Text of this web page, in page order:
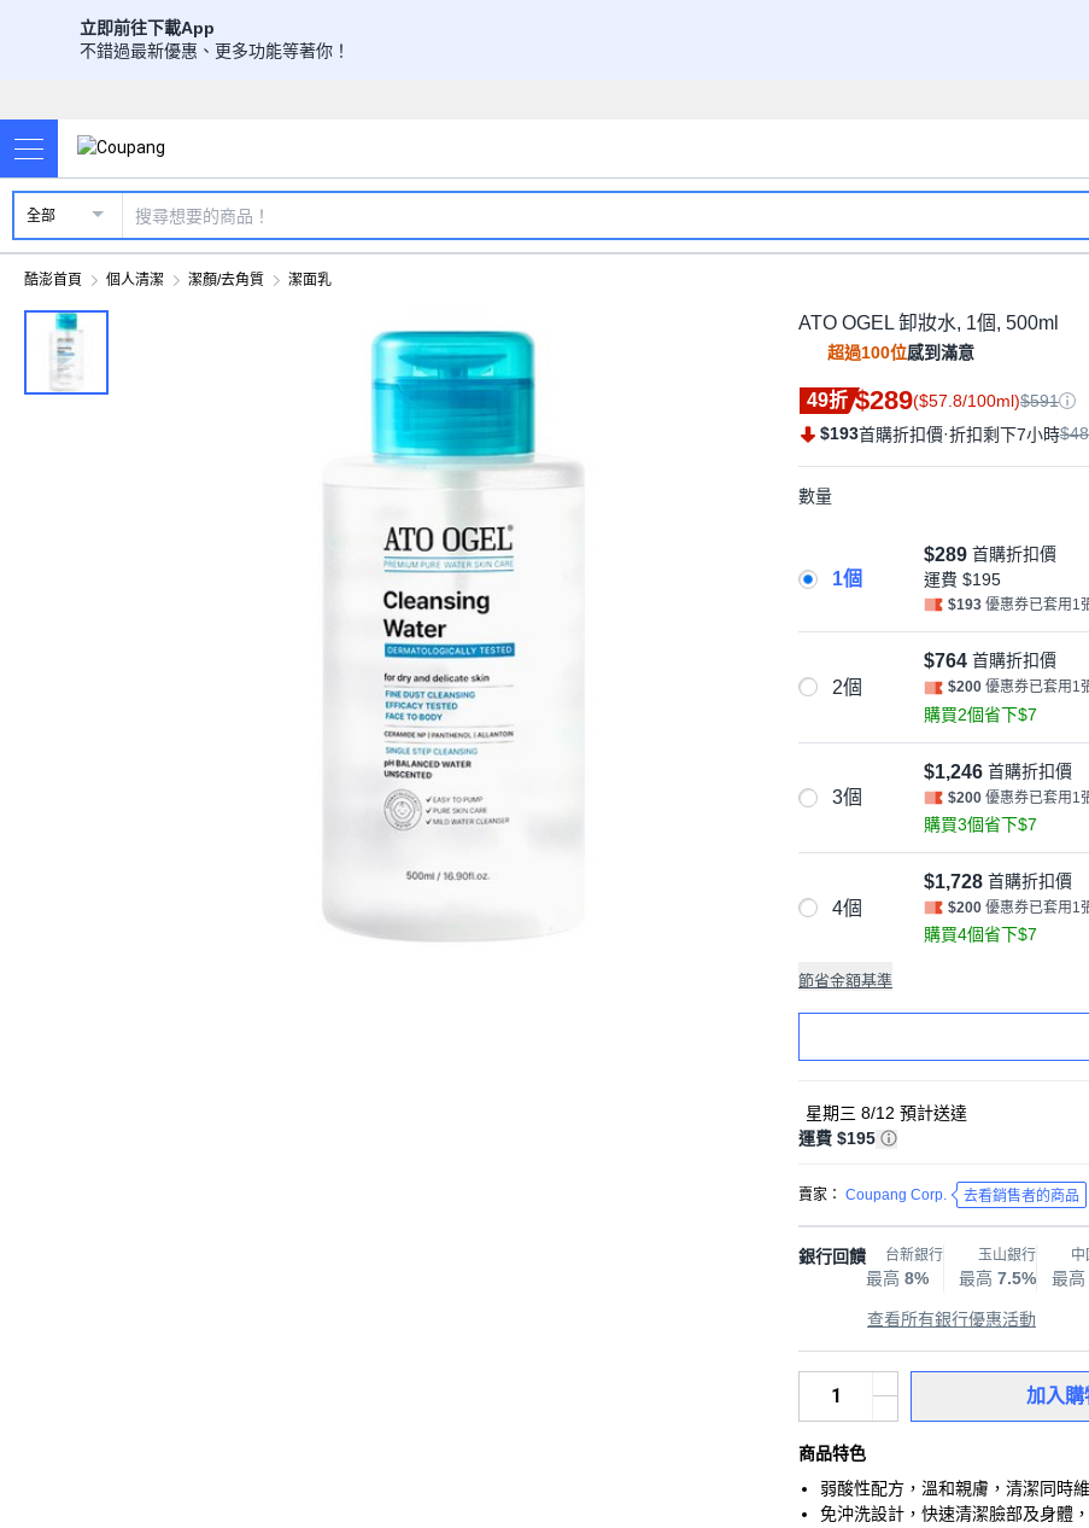
立即前往下載App
不錯過最新優惠、更多功能等著你！
全部
酷澎首頁 個人清潔 潔顏/去角質 潔面乳
ATO OGEL 卸妝水, 1個, 500ml
超過100位感到滿意
49折 $289($57.8/100ml)$591
$193首購折扣價·折扣剩下7小時
數量
1個
$289 首購折扣價
運費 $195
$193 優惠券已套用1
2個
$764 首購折扣價
$200 優惠券已套用1
購買2個省下$7
3個
$1,246 首購折扣價
$200 優惠券已套用1
購買3個省下$7
4個
$1,728 首購折扣價
$200 優惠券已套用1
購買4個省下$7
節省金額基準
星期三 8/12 預計送達
運費 $195
賣家： Coupang Corp. 去看銷售者的商品
銀行回饋 台新銀行
最高 8%
玉山銀行
最高 7.5%
中
最高
查看所有銀行優惠活動
加入購
商品特色
弱酸性配方，溫和親膚，清潔同時
免沖洗設計，快速清潔臉部及身體